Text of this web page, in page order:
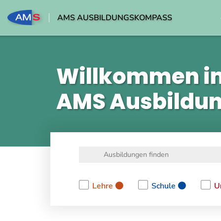
AMS AUSBILDUNGSKOMPASS
Willkommen
AMS
Lehre
Schule